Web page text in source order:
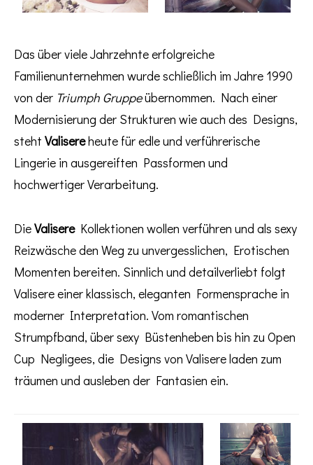
Das über viele Jahrzehnte erfolgreiche
Familienunternehmen wurde schließlich im Jahre 1990
von der Triumph Gruppeübernommen. Nach einer
Modernisierung der Strukturen wie auch des Designs,
steht Valisereheute für edle und verführerische
Lingerie in ausgereiften Passformen und
hochwertiger Verarbeitung.
DieValisereKollektionen wollen verführen und als sexy
Reizwäsche den Weg zu unvergesslichen, Erotischen
Momenten bereiten. Sinnlich und detailverliebt folgt
Valisere einer klassisch, eleganten Formensprache in
moderner Interpretation. Vom romantischen
Strumpfband, über sexy Büstenheben bis hin zu Open
Cup Negligees, die Designs von Valisere laden zum
träumen und ausleben der Fantasien ein.